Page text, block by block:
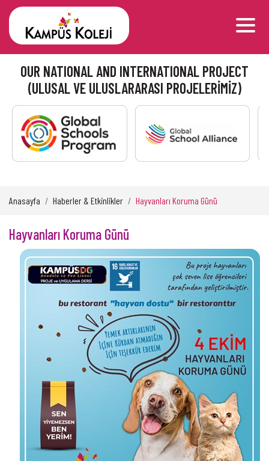
OUR NATIONAL AND INTERNATIONAL PROJECT
(ULUSAL VE ULUSLARARASI PROJELERİMİZ)
Anasayfa Haberler & Etkinlikler Hayvanları Koruma Günü
Hayvanları Koruma Günü